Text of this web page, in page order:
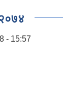
- 15:57